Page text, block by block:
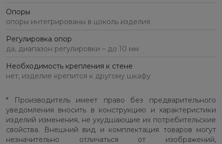
Опоры
опоры интегрированы в цоколь изделия
Регулировка опор
да, диапазон регулировки – до 10 мм
Необходимость крепления к стене
нет, изделие крепится к другому шкафу
* Производитель имеет право без предварительного
уведомления вносить в конструкцию и характеристики
изделий изменения, не ухудшающие их потребительские
свойства. Внешний вид и комплектация товаров могут
незначительно отличаться от изображений,